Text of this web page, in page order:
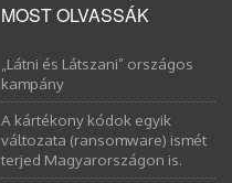
MOST OLVASSÁK
„Látni és Látszani” országos
kampány
A kártékony kódok egyik
változata (ransomware) ismét
terjed Magyarországon is.